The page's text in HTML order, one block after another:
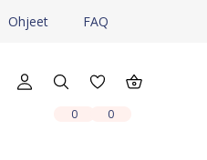
Ohjeet FAQ
0 0